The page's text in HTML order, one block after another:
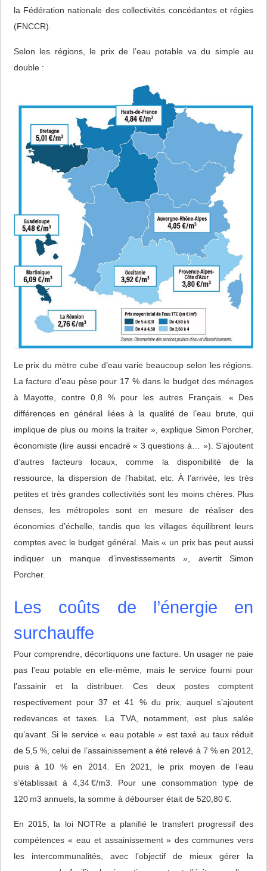
la Fédération nationale des collectivités concédantes et régies
(FNCCR).
Selon les régions, le prix de l’eau potable va du simple au
double :
Le prix du mètre cube d’eau varie beaucoup selon les régions.
La facture d’eau pèse pour 17 % dans le budget des ménages
à Mayotte, contre 0,8 % pour les autres Français. « Des
différences en général liées à la qualité de l’eau brute, qui
implique de plus ou moins la traiter », explique Simon Porcher,
économiste (lire aussi encadré « 3 questions à… »). S’ajoutent
d’autres facteurs locaux, comme la disponibilité de la
ressource, la dispersion de l’habitat, etc. À l’arrivée, les très
petites et très grandes collectivités sont les moins chères. Plus
denses, les métropoles sont en mesure de réaliser des
économies d’échelle, tandis que les villages équilibrent leurs
comptes avec le budget général. Mais « un prix bas peut aussi
indiquer un manque d’investissements », avertit Simon
Porcher.
Les coûts de l’énergie en
surchauffe
Pour comprendre, décortiquons une facture. Un usager ne paie
pas l’eau potable en elle-même, mais le service fourni pour
l’assainir et la distribuer. Ces deux postes comptent
respectivement pour 37 et 41 % du prix, auquel s’ajoutent
redevances et taxes. La TVA, notamment, est plus salée
qu’avant. Si le service « eau potable » est taxé au taux réduit
de 5,5 %, celui de l’assainissement a été relevé à 7 % en 2012,
puis à 10 % en 2014. En 2021, le prix moyen de l’eau
s’établissait à 4,34 €/m3. Pour une consommation type de
120 m3 annuels, la somme à débourser était de 520,80 €.
En 2015, la loi NOTRe a planifié le transfert progressif des
compétences « eau et assainissement » des communes vers
les intercommunalités, avec l’objectif de mieux gérer la